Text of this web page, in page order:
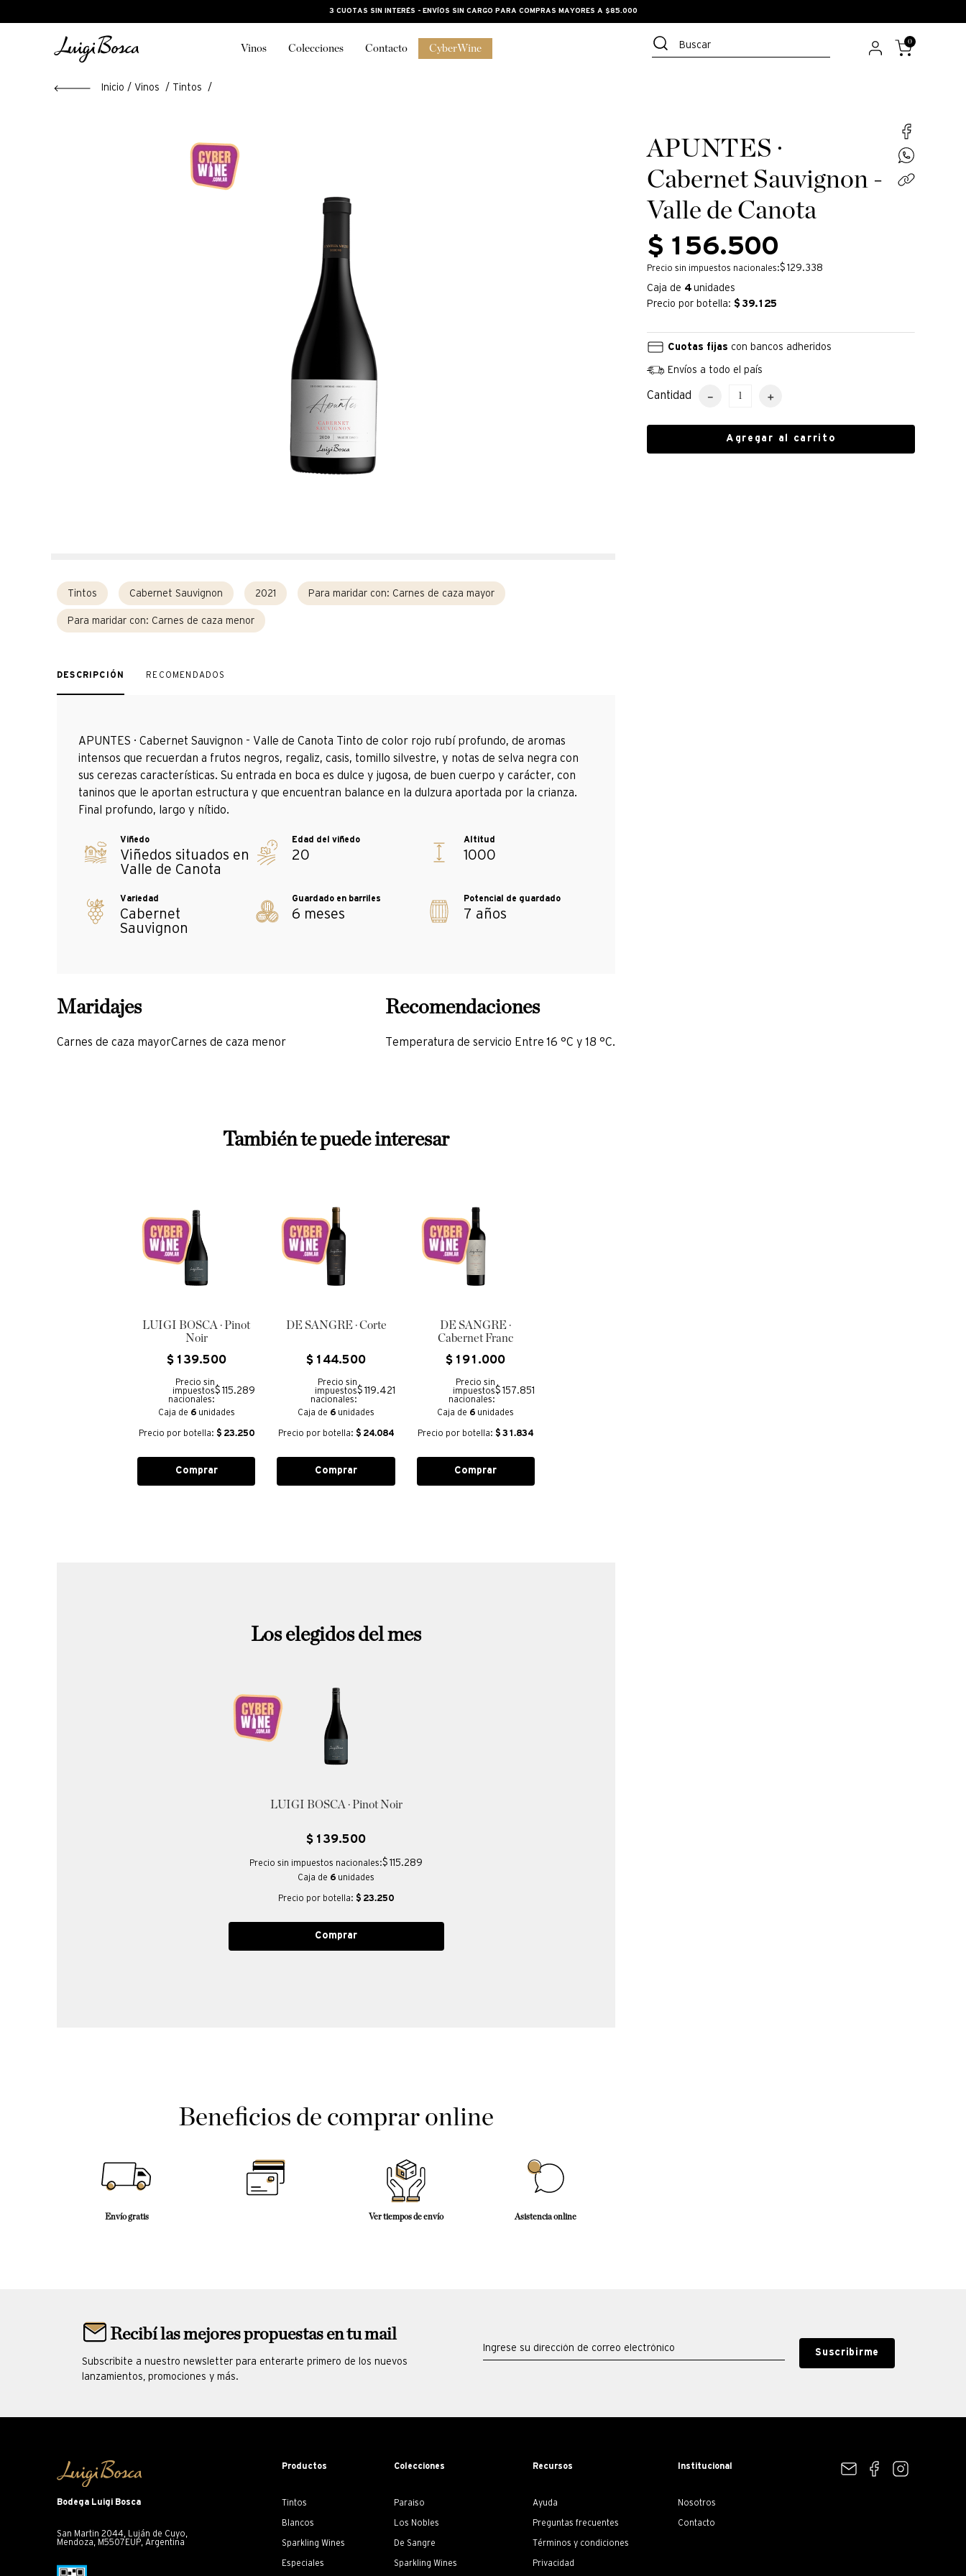
3 CUOTAS SIN INTERÉS - ENVÍOS SIN CARGO PARA COMPRAS MAYORES A $85.000
Vinos Colecciones Contacto CyberWine
Buscar 0
Vinos Tintos
Tintos Cabernet Sauvignon 2021 Para maridar con: Carnes de caza mayor
Para maridar con: Carnes de caza menor
DESCRIPCIÓN RECOMENDADOS
APUNTES · Cabernet Sauvignon - Valle de Canota Tinto de color rojo rubí profundo, de aromas
intensos que recuerdan a frutos negros, regaliz, casis, tomillo silvestre, y notas de selva negra con
sus cerezas características. Su entrada en boca es dulce y jugosa, de buen cuerpo y carácter, con
taninos que le aportan estructura y que encuentran balance en la dulzura aportada por la crianza.
Final profundo, largo y nítido.
7 años
Cabernet
Sauvignon
Viñedos situados en
Valle de Canota
20 1000
6 meses
Carnes de caza mayorCarnes de caza menor Temperatura de servicio Entre 16 °C y 18 °C.
También te puede interesar
LUIGI BOSCA · Pinot
Noir
$ 139.500
Precio sin
impuestos
nacionales:
$ 115.289
Caja de 6 unidades
Precio por botella: $ 23.250
Comprar
DE SANGRE · Corte
$ 144.500
Precio sin
impuestos
nacionales:
$ 119.421
Caja de 6 unidades
Precio por botella:$ 24.084
Comprar
DE SANGRE ·
Cabernet Franc
$ 191 .000
Precio sin
impuestos
nacionales:
$ 157.851
Caja de 6 unidades
Precio por botella:$ 31.834
Comprar
Los elegidos del mes
LUIGI BOSCA · Pinot Noir
$ 139.500
Precio sin impuestos nacionales:$ 115.289
Caja de 6 unidades
Precio por botella:$ 23.250
Comprar
Beneficios de comprar online
Envío gratis Ver tiempos de envío Asistencia online
APUNTES ·
Cabernet Sauvignon -
Valle de Canota
$ 156.500
Precio sin impuestos nacionales:$ 129.338
Caja de 4 unidades
Precio por botella:$ 39.125
Cuotas fijas con bancos adheridos
Envíos a todo el país
Cantidad ＋
－
Agregar al carrito
Recibí las mejores propuestas en tu mail
Subscribite a nuestro newsletter para enterarte primero de los nuevos
lanzamientos, promociones y más.
Suscribirme
Bodega Luigi Bosca
San Martin 2044, Luján de Cuyo,
Mendoza, M5507EUP, Argentina
Productos
Tintos
Blancos
Sparkling Wines
Especiales
Colecciones
Paraiso
Los Nobles
De Sangre
Sparkling Wines
Recursos
Ayuda
Preguntas frecuentes
Términos y condiciones
Privacidad
Institucional
Nosotros
Contacto